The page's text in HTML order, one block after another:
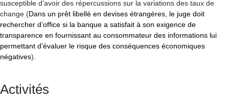
susceptible d’avoir des répercussions sur la variations des taux de
change (Dans un prêt libellé en devises étrangères, le juge doit
rechercher d’office si la banque a satisfait à son exigence de
transparence en fournissant au consommateur des informations lui
permettant d’évaluer le risque des conséquences économiques
négatives).
Activités